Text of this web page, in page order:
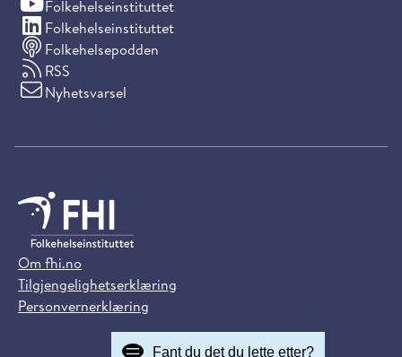
Folkehelseinstituttet
(YouTube)
Folkehelseinstituttet
(LinkedIn)
Folkehelsepodden
RSS
Nyhetsvarsel
Om fhi.no
Tilgjengelighetserklæring
Personvernerklæring
Fant du det du lette etter?